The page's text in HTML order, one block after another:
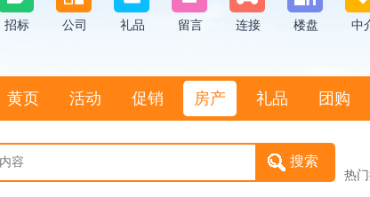
招标 公司 礼品 留言 连接 楼盘 中
黄页 活动 促销 房产 礼品 团购
热门